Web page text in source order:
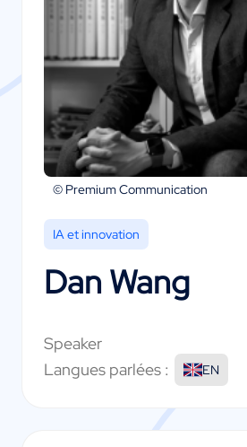
© Premium Communication
IA et innovation
Dan Wang
Speaker
Langues parlées :
EN